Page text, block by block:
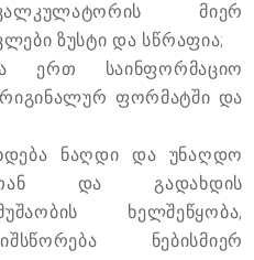
მიერ
ზუსტი და სწრაფია;
ერთ საინფორმაციო
ფორმატში და
ნაღდი და უნაღდო
და გადახდის
ხელშეწყობა,
ნებისმიერ